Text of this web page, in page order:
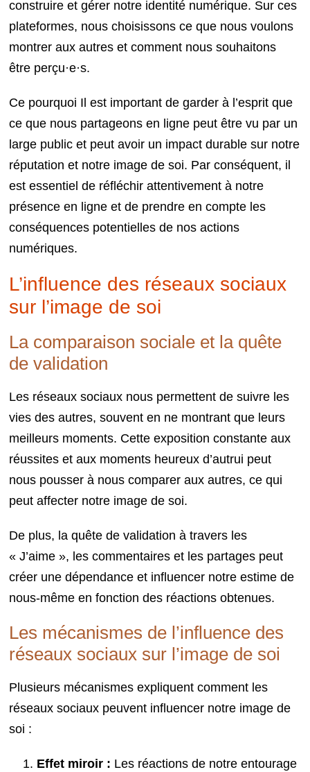
construire et gérer notre identité numérique. Sur ces
plateformes, nous choisissons ce que nous voulons
montrer aux autres et comment nous souhaitons
être perçu·e·s.
Ce pourquoi Il est important de garder à l’esprit que
ce que nous partageons en ligne peut être vu par un
large public et peut avoir un impact durable sur notre
réputation et notre image de soi. Par conséquent, il
est essentiel de réfléchir attentivement à notre
présence en ligne et de prendre en compte les
conséquences potentielles de nos actions
numériques.
L’influence des réseaux sociaux
sur l’image de soi
La comparaison sociale et la quête
de validation
Les réseaux sociaux nous permettent de suivre les
vies des autres, souvent en ne montrant que leurs
meilleurs moments. Cette exposition constante aux
réussites et aux moments heureux d’autrui peut
nous pousser à nous comparer aux autres, ce qui
peut affecter notre image de soi.
De plus, la quête de validation à travers les
« J’aime », les commentaires et les partages peut
créer une dépendance et influencer notre estime de
nous-même en fonction des réactions obtenues.
Les mécanismes de l’influence des
réseaux sociaux sur l’image de soi
Plusieurs mécanismes expliquent comment les
réseaux sociaux peuvent influencer notre image de
soi :
Effet miroir : Les réactions de notre entourage